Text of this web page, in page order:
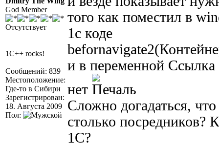
God Member
Отсутствует
1C++ rocks!
Сообщений: 839
Местоположение:
Где-то в Сибири
Зарегистрирован:
18. Августа 2009
Пол:
того как поместил в
1с коде
и в переменной Ссылка
нет
Сложно догадаться,
столько посредников?
1С?